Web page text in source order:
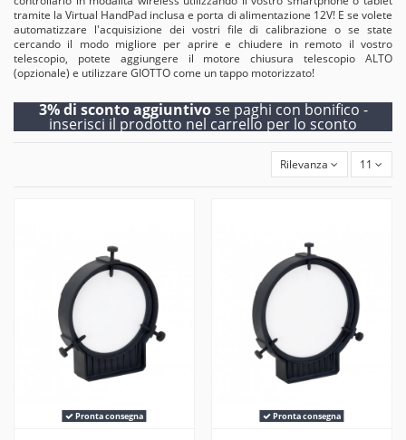
tramite la Virtual HandPad inclusa e porta di alimentazione 12V! E se volete
automatizzare l'acquisizione dei vostri file di calibrazione o se state
cercando il modo migliore per aprire e chiudere in remoto il vostro
telescopio, potete aggiungere il motore chiusura telescopio ALTO
(opzionale) e utilizzare GIOTTO come un tappo motorizzato!
3% di sconto aggiuntivose paghi con bonifico -
inserisci il prodotto nel carrello per lo sconto
Rilevanza 11
Pronta consegna Pronta consegna